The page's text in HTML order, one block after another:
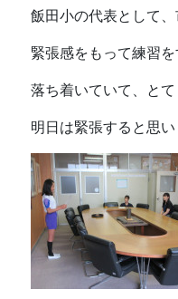
飯田小の代表として
緊張感をもって練習
落ち着いていて、と
明日は緊張すると思